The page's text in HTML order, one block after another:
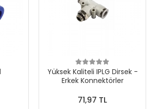
Yüksek Kaliteli IPLG Dirsek -
Erkek Konnektörler
71,97 TL